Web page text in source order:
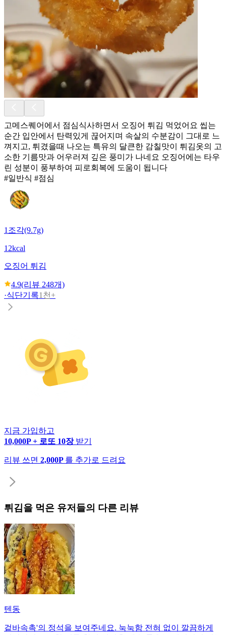
고메스퀘어에서 점심식사하면서 오징어 튀김 먹었어요 씹는
순간 입안에서 탄력있게 끊어지며 속살의 수분감이 그대로 느
껴지고, 튀겼을때 나오는 특유의 달큰한 감칠맛이 튀김옷의 고
소한 기름맛과 어우러져 깊은 풍미가 나네요 오징어에는 타우
린 성분이 풍부하여 피로회복에 도움이 됩니다
#일반식 #점심
1조각(9.7g)
12kcal
오징어 튀김
4.9(리뷰 248개)
·식단기록1천+
지금 가입하고
10,000P + 로또 10장 받기
리뷰 쓰면 2,000P 를 추가로 드려요
튀김을 먹은 유저들의 다른 리뷰
텐동
겉바속촉'의 정석을 보여주네요. 눅눅함 전혀 없이 깔끔하게